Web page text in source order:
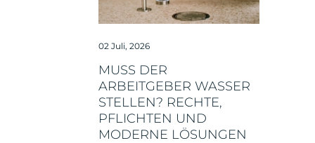
02 Juli, 2026
MUSS DER
ARBEITGEBER WASSER
STELLEN? RECHTE,
PFLICHTEN UND
MODERNE LÖSUNGEN